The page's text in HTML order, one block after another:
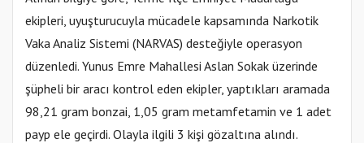
ekipleri, uyuşturucuyla mücadele kapsamında Narkotik
Vaka Analiz Sistemi (NARVAS) desteğiyle operasyon
düzenledi. Yunus Emre Mahallesi Aslan Sokak üzerinde
şüpheli bir aracı kontrol eden ekipler, yaptıkları aramada
98,21 gram bonzai, 1,05 gram metamfetamin ve 1 adet
payp ele geçirdi. Olayla ilgili 3 kişi gözaltına alındı.